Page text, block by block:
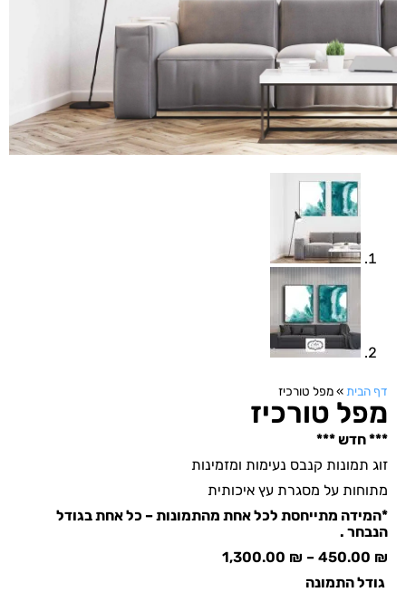
דף הבית »מפל טורכיז
מפל טורכיז
*** חדש ***
זוג תמונות קנבס נעימות ומזמינות
מתוחות על מסגרת עץ איכותית
*המידה מתייחסת לכל אחת מהתמונות – כל אחת בגודל
הנבחר .
450.00 ₪
–
1,300.00 ₪
גודל התמונה